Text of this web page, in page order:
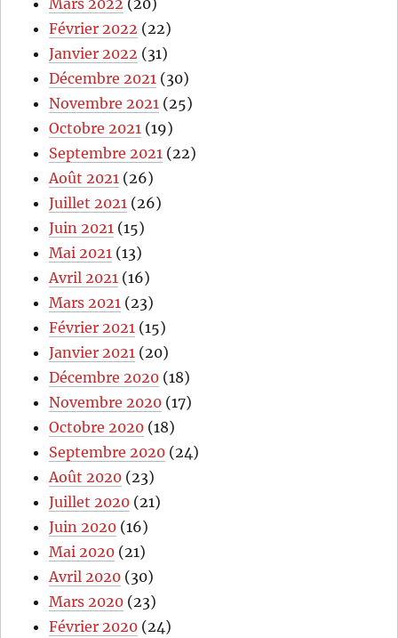
Février 2022 (22)
Janvier 2022 (31)
Décembre 2021 (30)
Novembre 2021 (25)
Octobre 2021 (19)
Septembre 2021 (22)
Août 2021 (26)
Juillet 2021 (26)
Juin 2021 (15)
Mai 2021 (13)
Avril 2021 (16)
Mars 2021 (23)
Février 2021 (15)
Janvier 2021 (20)
Décembre 2020 (18)
Novembre 2020 (17)
Octobre 2020 (18)
Septembre 2020 (24)
Août 2020 (23)
Juillet 2020 (21)
Juin 2020 (16)
Mai 2020 (21)
Avril 2020 (30)
Mars 2020 (23)
Février 2020 (24)